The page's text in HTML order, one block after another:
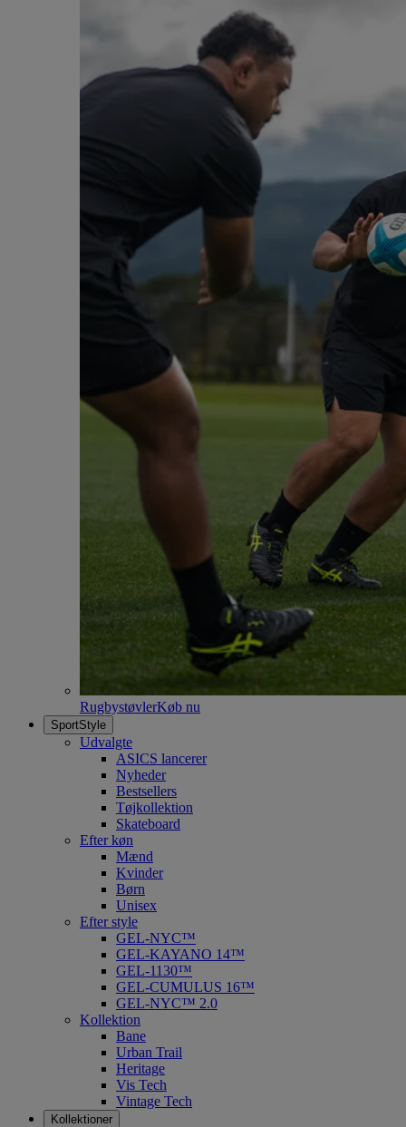
RugbystøvlerKøb nu
SportStyle
Udvalgte
ASICS lancerer
Nyheder
Bestsellers
Tøjkollektion
Skateboard
Efter køn
Mænd
Kvinder
Børn
Unisex
Efter style
GEL-NYC™
GEL-KAYANO 14™
GEL-1130™
GEL-CUMULUS 16™
GEL-NYC™ 2.0
Kollektion
Bane
Urban Trail
Heritage
Vis Tech
Vintage Tech
Kollektioner